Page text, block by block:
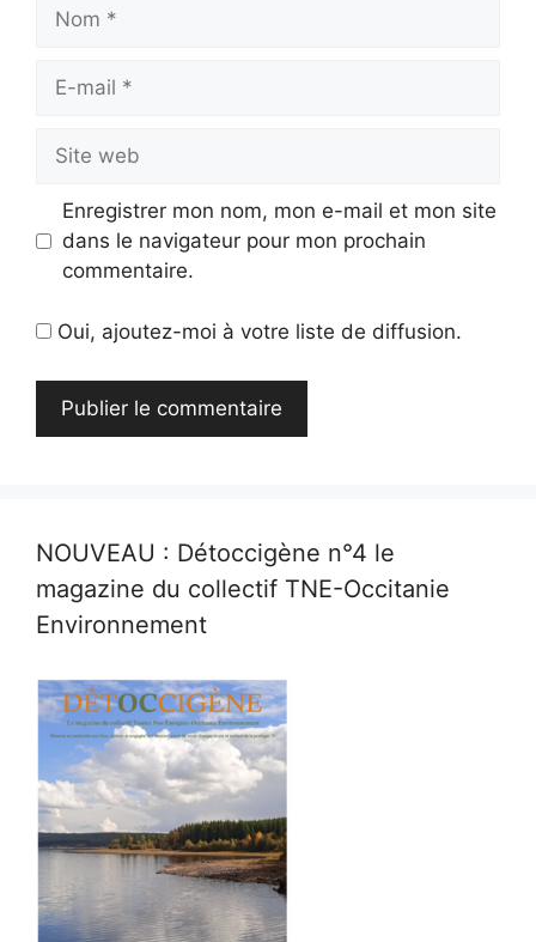
Nom
Site
web
Enregistrer mon nom, mon e-mail et mon site
dans le navigateur pour mon prochain
commentaire.
Oui, ajoutez-moi à votre liste de diffusion.
NOUVEAU : Détoccigène n°4 le
magazine du collectif TNE-Occitanie
Environnement